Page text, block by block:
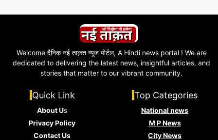
Welcome दैनिक नई ताक़त न्यूज पोर्टल, A Hindi news portal ! We are
dedicated to delivering the latest news, insightful articles, and
stories that matter to our vibrant community.
Quick Link
About Us
Privacy Policy
Contact Us
Top Categories
National news
M P News
City News